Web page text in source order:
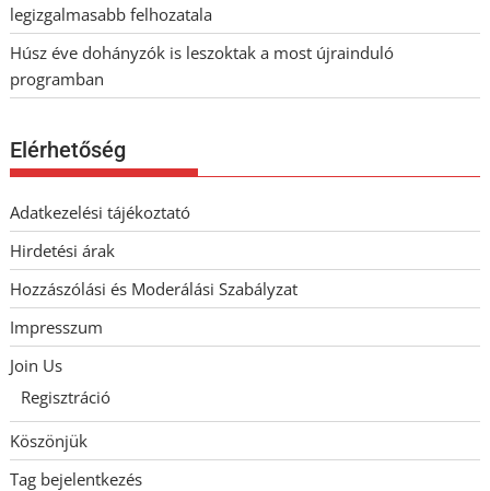
legizgalmasabb felhozatala
Húsz éve dohányzók is leszoktak a most újrainduló
programban
Elérhetőség
Adatkezelési tájékoztató
Hirdetési árak
Hozzászólási és Moderálási Szabályzat
Impresszum
Join Us
Regisztráció
Köszönjük
Tag bejelentkezés